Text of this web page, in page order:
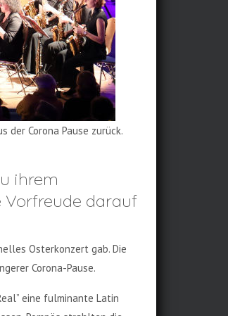
der Corona Pause zurück.
ihrem
Vorfreude darauf
Osterkonzert gab. Die
Corona-Pause.
eine fulminante Latin